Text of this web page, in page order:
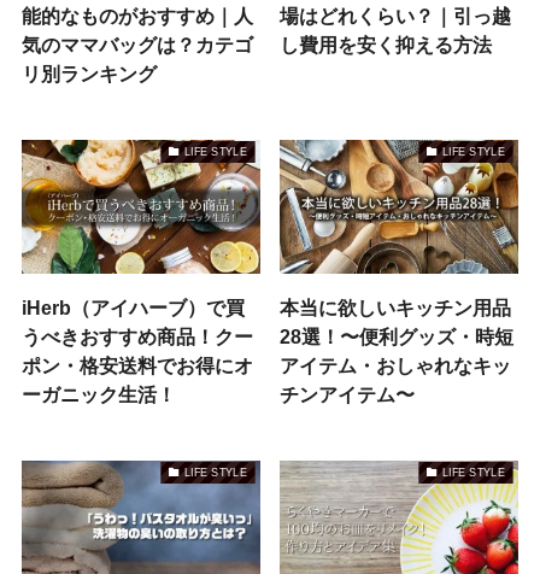
能的なものがおすすめ｜人
気のママバッグは？カテゴ
リ別ランキング
場はどれくらい？｜引っ越
し費用を安く抑える方法
LIFE STYLE
iHerb（アイハーブ）で買
うべきおすすめ商品！クー
ポン・格安送料でお得にオ
ーガニック生活！
LIFE STYLE
本当に欲しいキッチン用品
28選！〜便利グッズ・時短
アイテム・おしゃれなキッ
チンアイテム〜
LIFE STYLE LIFE STYLE